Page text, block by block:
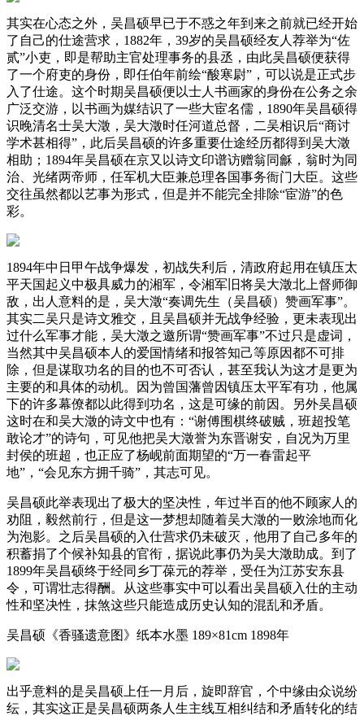
其实在心态之外，吴昌硕早已于不惑之年到来之前就已经开始
了自己的仕途营求，1882年，39岁的吴昌硕经友人荐举为“佐
贰”小吏，即是帮助主官处理事务的县丞，由此吴昌硕便获得
了一个府吏的身份，即任伯年前绘“酸寒尉”，可以说是正式步
入了仕途。这个时期吴昌硕便以士人书画家的身份在公务之余
广泛交游，以书画为媒结识了一些大宦名儒，1890年吴昌硕得
识晚清名士吴大澂，吴大澂时任河道总督，二吴相识后“商讨
学术甚相得”，此后吴昌硕的许多重要仕途经历都得到吴大澂
相助；1894年吴昌硕在京又以诗文印谱访赠翁同龢，翁时为同
治、光绪两帝师，任军机大臣兼总理各国事务衙门大臣。这些
交往虽然都以艺事为形式，但是并不能完全排除“宦游”的色
彩。
1894年中日甲午战争爆发，初战失利后，清政府起用在镇压太
平天国起义中极具威力的湘军，令湘军旧将吴大澂北上督师御
敌，出人意料的是，吴大澂“奏调先生（吴昌硕）赞画军事”。
其实二吴只是诗文雅交，且吴昌硕并无战争经验，更未表现出
过什么军事才能，吴大澂之邀所谓“赞画军事”不过只是虚词，
当然其中吴昌硕本人的爱国情绪和报答知己等原因都不可排
除，但是谋取功名的目的也不可否认，甚至我认为这才是更为
主要的和具体的动机。因为曾国藩曾因镇压太平军有功，他属
下的许多幕僚都以此得到功名，这是可缘的前因。另外吴昌硕
这时在和吴大澂的诗文中也有：“谢傅围棋终破贼，班超投笔
敢论才”的诗句，可见他把吴大澂誉为东晋谢安，自况为万里
封侯的班超，也正应了杨岘前面期望的“万一春雷起平
地”，“会见东方拥千骑”，其志可见。
吴昌硕此举表现出了极大的坚决性，年过半百的他不顾家人的
劝阻，毅然前行，但是这一梦想却随着吴大澂的一败涂地而化
为泡影。之后吴昌硕的入仕营求仍未破灭，他用了自己多年的
积蓄捐了个候补知县的官衔，据说此事仍为吴大澂助成。到了
1899年吴昌硕终于经同乡丁葆元的荐举，受任为江苏安东县
令，可谓壮志得酬。从这些事实中可以看出吴昌硕入仕的主动
性和坚决性，抹煞这些只能造成历史认知的混乱和矛盾。
吴昌硕《香骚遗意图》纸本水墨 189×81cm 1898年
出乎意料的是吴昌硕上任一月后，旋即辞官，个中缘由众说纷
纭，其实这正是吴昌硕两条人生主线互相纠结和矛盾转化的结